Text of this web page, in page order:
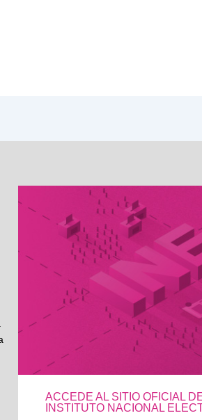
ACCEDE AL SITIO OFICIAL
INSTITUTO NACIONAL